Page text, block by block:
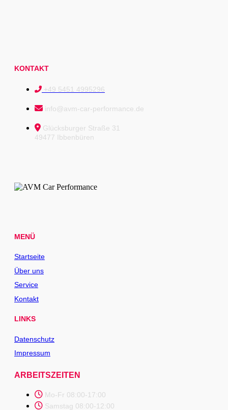
KONTAKT
+49 5451 4995296
info@avm-car-performance.de
Glücksburger Straße 31
49477 Ibbenbüren
MENÜ
Startseite
Über uns
Service
Kontakt
LINKS
Datenschutz
Impressum
ARBEITSZEITEN
Mo-Fr 08:00-17:00
Samstag 08:00-12:00